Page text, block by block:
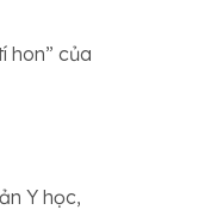
hon” của
Y học,